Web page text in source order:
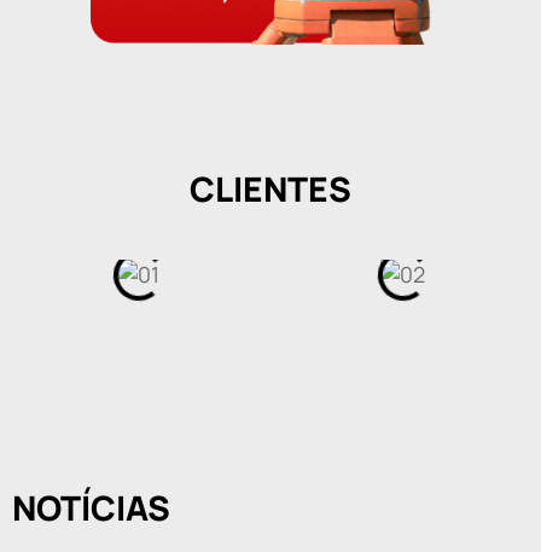
CLIENTES
NOTÍCIAS